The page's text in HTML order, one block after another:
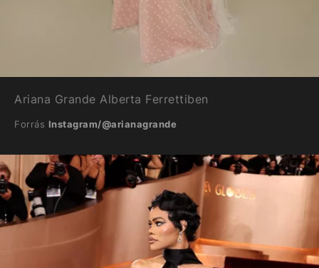
Ariana Grande Alberta Ferrettiben
Forrás Instagram/@arianagrande